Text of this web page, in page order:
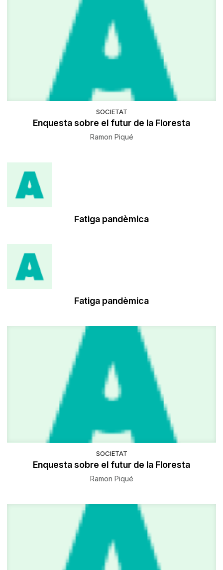
SOCIETAT
Enquesta sobre el futur de la Floresta
Ramon Piqué
Fatiga pandèmica
Fatiga pandèmica
SOCIETAT
Enquesta sobre el futur de la Floresta
Ramon Piqué